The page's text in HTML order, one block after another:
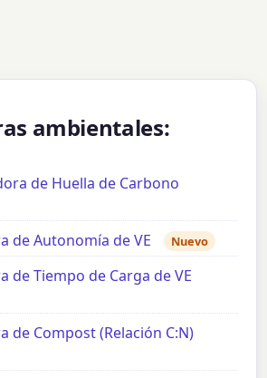
ambientales:
de Huella de Carbono
de Autonomía de VE Nuevo
de Tiempo de Carga de VE
de Compost (Relación C:N)